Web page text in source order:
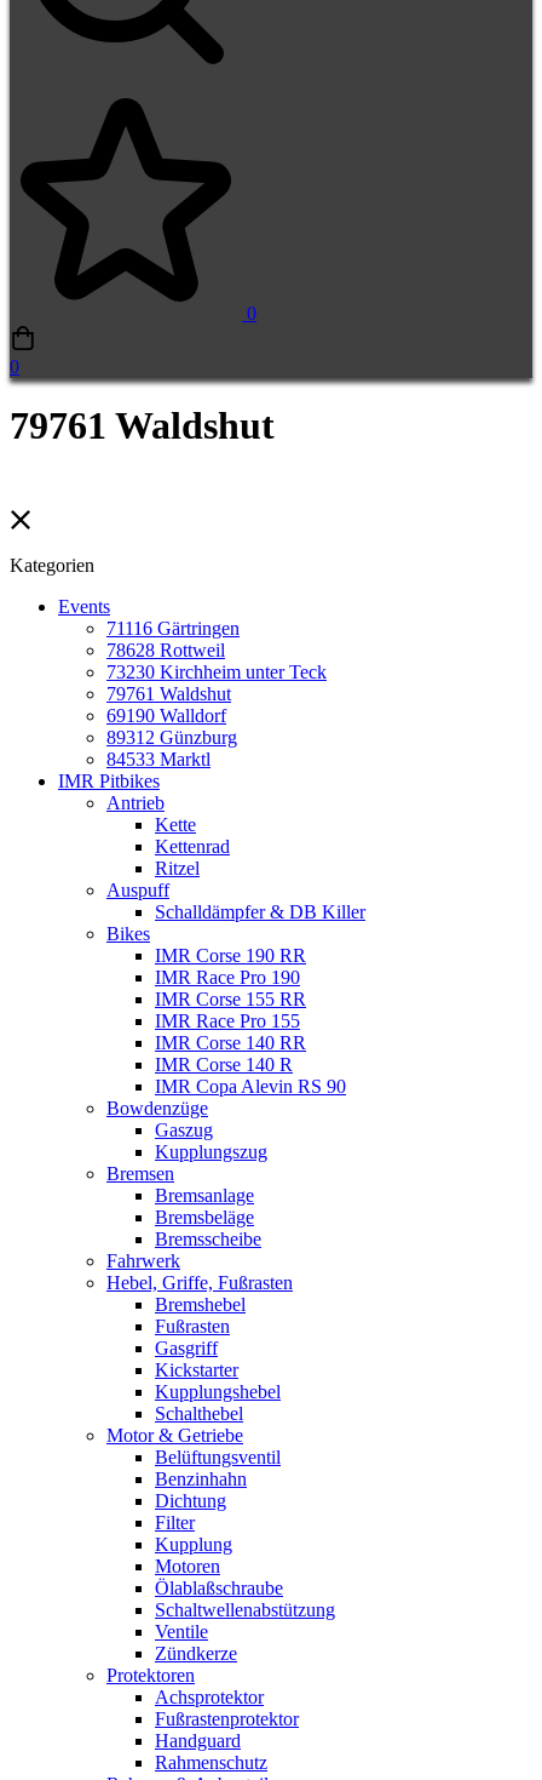
0
0
79761 Waldshut
Kategorien
Events
71116 Gärtringen
78628 Rottweil
73230 Kirchheim unter Teck
79761 Waldshut
69190 Walldorf
89312 Günzburg
84533 Marktl
IMR Pitbikes
Antrieb
Kette
Kettenrad
Ritzel
Auspuff
Schalldämpfer & DB Killer
Bikes
IMR Corse 190 RR
IMR Race Pro 190
IMR Corse 155 RR
IMR Race Pro 155
IMR Corse 140 RR
IMR Corse 140 R
IMR Copa Alevin RS 90
Bowdenzüge
Gaszug
Kupplungszug
Bremsen
Bremsanlage
Bremsbeläge
Bremsscheibe
Fahrwerk
Hebel, Griffe, Fußrasten
Bremshebel
Fußrasten
Gasgriff
Kickstarter
Kupplungshebel
Schalthebel
Motor & Getriebe
Belüftungsventil
Benzinhahn
Dichtung
Filter
Kupplung
Motoren
Ölablaßschraube
Schaltwellenabstützung
Ventile
Zündkerze
Protektoren
Achsprotektor
Fußrastenprotektor
Handguard
Rahmenschutz